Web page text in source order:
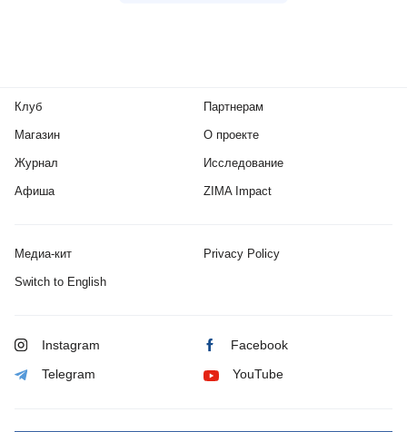
Клуб
Магазин
Журнал
Афиша
Партнерам
О проекте
Исследование
ZIMA Impact
Медиа-кит Privacy Policy
Switch to English
Instagram Facebook
Telegram YouTube